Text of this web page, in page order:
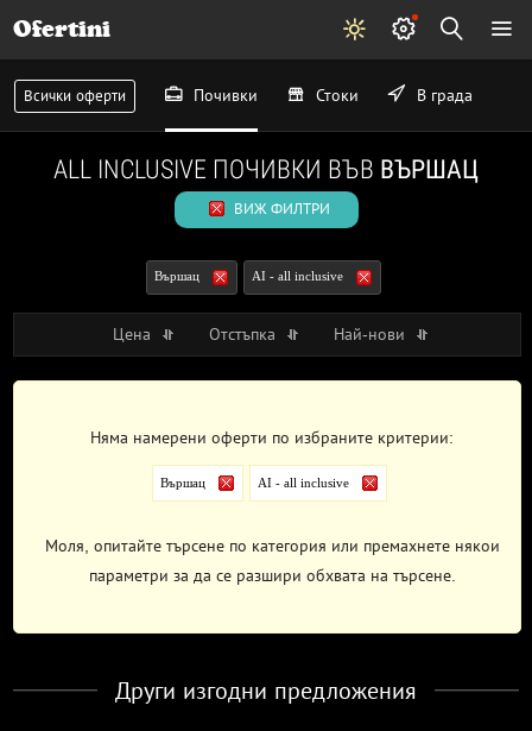
Ofertini
Всички оферти Почивки Стоки В града
ALL INCLUSIVE ПОЧИВКИ ВЪВ ВЪРШАЦ
ВИЖ ФИЛТРИ
Вършац AI - all inclusive
Цена Отстъпка Най-нови
Няма намерени оферти по избраните критерии:
Вършац AI - all inclusive
Моля, опитайте търсене по категория или премахнете някои
параметри за да се разшири обхвата на търсене.
Други изгодни предложения